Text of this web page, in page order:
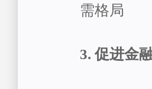
需格局
3. 促进金